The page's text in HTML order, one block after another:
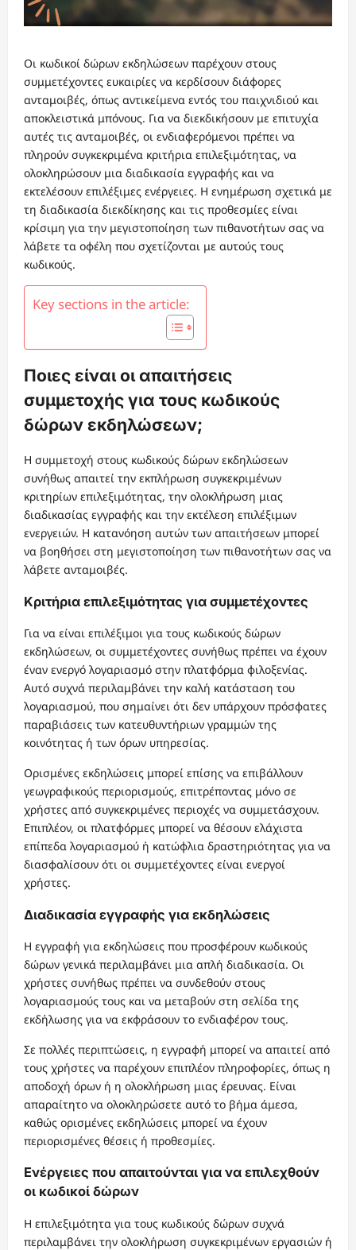
Οι κωδικοί δώρων εκδηλώσεων παρέχουν στους
συμμετέχοντες ευκαιρίες να κερδίσουν διάφορες
ανταμοιβές, όπως αντικείμενα εντός του παιχνιδιού και
αποκλειστικά μπόνους. Για να διεκδικήσουν με επιτυχία
αυτές τις ανταμοιβές, οι ενδιαφερόμενοι πρέπει να
πληρούν συγκεκριμένα κριτήρια επιλεξιμότητας, να
ολοκληρώσουν μια διαδικασία εγγραφής και να
εκτελέσουν επιλέξιμες ενέργειες. Η ενημέρωση σχετικά με
τη διαδικασία διεκδίκησης και τις προθεσμίες είναι
κρίσιμη για την μεγιστοποίηση των πιθανοτήτων σας να
λάβετε τα οφέλη που σχετίζονται με αυτούς τους
κωδικούς.
Key sections in the article:
Ποιες είναι οι απαιτήσεις
συμμετοχής για τους κωδικούς
δώρων εκδηλώσεων;
Η συμμετοχή στους κωδικούς δώρων εκδηλώσεων
συνήθως απαιτεί την εκπλήρωση συγκεκριμένων
κριτηρίων επιλεξιμότητας, την ολοκλήρωση μιας
διαδικασίας εγγραφής και την εκτέλεση επιλέξιμων
ενεργειών. Η κατανόηση αυτών των απαιτήσεων μπορεί
να βοηθήσει στη μεγιστοποίηση των πιθανοτήτων σας να
λάβετε ανταμοιβές.
Κριτήρια επιλεξιμότητας για συμμετέχοντες
Για να είναι επιλέξιμοι για τους κωδικούς δώρων
εκδηλώσεων, οι συμμετέχοντες συνήθως πρέπει να έχουν
έναν ενεργό λογαριασμό στην πλατφόρμα φιλοξενίας.
Αυτό συχνά περιλαμβάνει την καλή κατάσταση του
λογαριασμού, που σημαίνει ότι δεν υπάρχουν πρόσφατες
παραβιάσεις των κατευθυντήριων γραμμών της
κοινότητας ή των όρων υπηρεσίας.
Ορισμένες εκδηλώσεις μπορεί επίσης να επιβάλλουν
γεωγραφικούς περιορισμούς, επιτρέποντας μόνο σε
χρήστες από συγκεκριμένες περιοχές να συμμετάσχουν.
Επιπλέον, οι πλατφόρμες μπορεί να θέσουν ελάχιστα
επίπεδα λογαριασμού ή κατώφλια δραστηριότητας για να
διασφαλίσουν ότι οι συμμετέχοντες είναι ενεργοί
χρήστες.
Διαδικασία εγγραφής για εκδηλώσεις
Η εγγραφή για εκδηλώσεις που προσφέρουν κωδικούς
δώρων γενικά περιλαμβάνει μια απλή διαδικασία. Οι
χρήστες συνήθως πρέπει να συνδεθούν στους
λογαριασμούς τους και να μεταβούν στη σελίδα της
εκδήλωσης για να εκφράσουν το ενδιαφέρον τους.
Σε πολλές περιπτώσεις, η εγγραφή μπορεί να απαιτεί από
τους χρήστες να παρέχουν επιπλέον πληροφορίες, όπως η
αποδοχή όρων ή η ολοκλήρωση μιας έρευνας. Είναι
απαραίτητο να ολοκληρώσετε αυτό το βήμα άμεσα,
καθώς ορισμένες εκδηλώσεις μπορεί να έχουν
περιορισμένες θέσεις ή προθεσμίες.
Ενέργειες που απαιτούνται για να επιλεχθούν
οι κωδικοί δώρων
Η επιλεξιμότητα για τους κωδικούς δώρων συχνά
περιλαμβάνει την ολοκλήρωση συγκεκριμένων εργασιών ή